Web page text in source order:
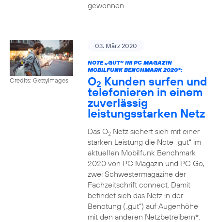
gewonnen.
Credits: Gettyimages
03. März 2020
NOTE „GUT“ IM PC MAGAZIN
MOBILFUNK BENCHMARK 2020*:
O2 Kunden surfen und
telefonieren in einem
zuverlässig
leistungsstarken Netz
Das O2Netz sichert sich mit einer
starken Leistung die Note „gut“ im
aktuellen Mobilfunk Benchmark
2020 von PC Magazin und PC Go,
zwei Schwestermagazine der
Fachzeitschrift connect. Damit
befindet sich das Netz in der
Benotung („gut“) auf Augenhöhe
mit den anderen Netzbetreibern*.